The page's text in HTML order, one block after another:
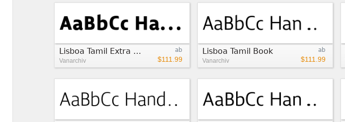
ab
$111.99
Lisboa Tamil Extra Bold
Vanarchiv
ab
$111.99
Lisboa Tamil Book
Vanarchiv